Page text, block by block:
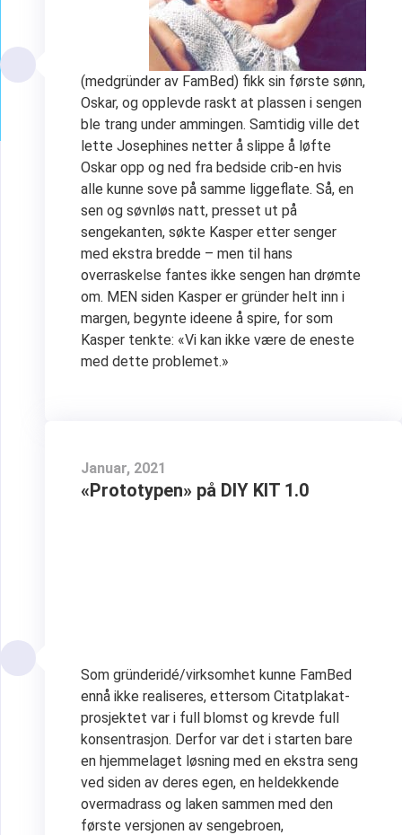
(medgründer av FamBed) fikk sin første sønn,
Oskar, og opplevde raskt at plassen i sengen
ble trang under ammingen. Samtidig ville det
lette Josephines netter å slippe å løfte
Oskar opp og ned fra bedside crib-en hvis
alle kunne sove på samme liggeflate. Så, en
sen og søvnløs natt, presset ut på
sengekanten, søkte Kasper etter senger
med ekstra bredde – men til hans
overraskelse fantes ikke sengen han drømte
om. MEN siden Kasper er gründer helt inn i
margen, begynte ideene å spire, for som
Kasper tenkte: «Vi kan ikke være de eneste
med dette problemet.»
Januar, 2021
«Prototypen» på DIY KIT 1.0
Som gründeridé/virksomhet kunne FamBed
ennå ikke realiseres, ettersom Citatplakat-
prosjektet var i full blomst og krevde full
konsentrasjon. Derfor var det i starten bare
en hjemmelaget løsning med en ekstra seng
ved siden av deres egen, en heldekkende
overmadrass og laken sammen med den
første versjonen av sengebroen,